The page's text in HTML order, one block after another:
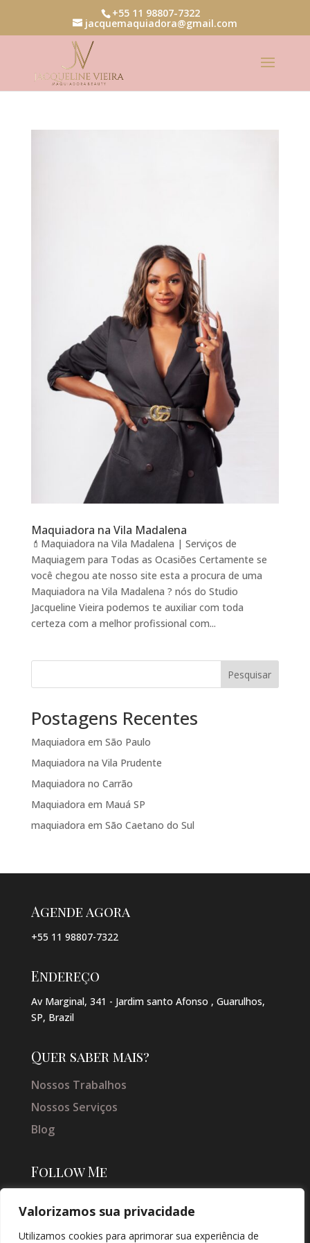
Valorizamos sua privacidade
Utilizamos cookies para aprimorar sua experiência de
+55 11 98807-7322
jacquemaquiadora@gmail.com
Maquiadora na Vila Madalena
💄Maquiadora na Vila Madalena | Serviços de
Maquiagem para Todas as Ocasiões Certamente se
você chegou ate nosso site esta a procura de uma
Maquiadora na Vila Madalena ? nós do Studio
Jacqueline Vieira podemos te auxiliar com toda
certeza com a melhor profissional com...
Pesquisar
Postagens Recentes
Maquiadora em São Paulo
Maquiadora na Vila Prudente
Maquiadora no Carrão
Maquiadora em Mauá SP
maquiadora em São Caetano do Sul
Agende agora
+55 11 98807-7322
Endereço
Av Marginal, 341 - Jardim santo Afonso , Guarulhos,
SP, Brazil
Quer saber mais?
Nossos Trabalhos
Nossos Serviços
Blog
Follow Me